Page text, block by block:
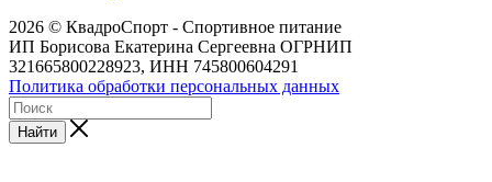
2026 © КвадроСпорт - Спортивное питание
ИП Борисова Екатерина Сергеевна ОГРНИП
321665800228923, ИНН 745800604291
Политика обработки персональных данных
Найти